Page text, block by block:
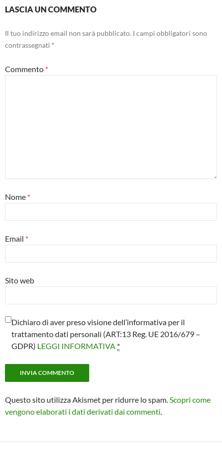
LASCIA UN COMMENTO
Il tuo indirizzo email non sarà pubblicato. I campi obbligatori sono
contrassegnati *
Commento *
Nome *
Email *
Sito web
Dichiaro di aver preso visione dell’informativa per il
trattamento dati personali (ART:13 Reg. UE 2016/679 –
GDPR) LEGGI INFORMATIVA *
Questo sito utilizza Akismet per ridurre lo spam.Scopri come
vengono elaborati i dati derivati dai commenti.